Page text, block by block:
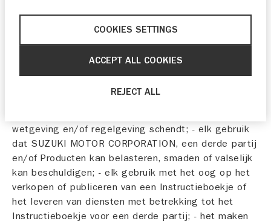
op een van de volgende manieren: - elk gebruik dat
wetgeving en/of regelgeving schendt; - elk gebruik
dat SUZUKI MOTOR CORPORATION, een derde partij
en/of Producten kan belasteren, smaden of valselijk
kan beschuldigen; - elk gebruik met het oog op het
verkopen of publiceren van een Instructieboekje of
het leveren van diensten met betrekking tot het
Instructieboekje voor een derde partij; - het maken
COOKIES SETTINGS
REJECT ALL
ACCEPT ALL COOKIES